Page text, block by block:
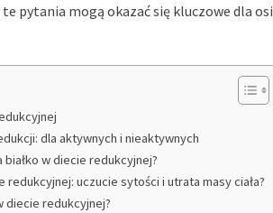
te pytania mogą okazać się kluczowe dla
dla aktywnych i nieaktywnych
w diecie redukcyjnej?
redukcyjnej: uczucie sytości i utrata masy ciała?
diecie redukcyjnej?